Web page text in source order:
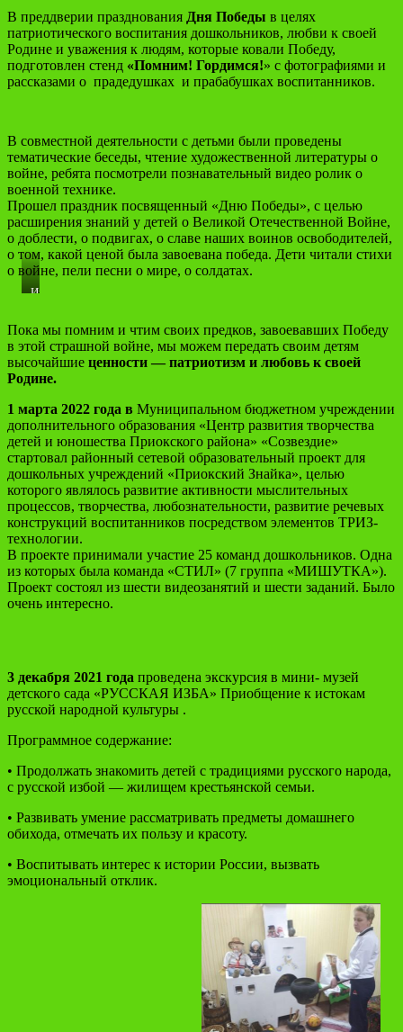
В преддверии празднования Дня Победы в целях
патриотического воспитания дошкольников, любви к своей
Родине и уважения к людям, которые ковали Победу,
подготовлен стенд «Помним! Гордимся!» с фотографиями и
рассказами о прадедушках и прабабушках воспитанников.
В совместной деятельности с детьми были проведены
тематические беседы, чтение художественной литературы о
войне, ребята посмотрели познавательный видео ролик о
военной технике.
Прошел праздник посвященный «Дню Победы», с целью
расширения знаний у детей о Великой Отечественной Войне,
о доблести, о подвигах, о славе наших воинов освободителей,
о том, какой ценой была завоевана победа. Дети читали стихи
о войне, пели песни о мире, о солдатах.
Игра
солдата»
Пока мы помним и чтим своих предков, завоевавших Победу
в этой страшной войне, мы можем передать своим детям
высочайшие ценности — патриотизм и любовь к своей
Родине.
1 марта 2022 года в Муниципальном бюджетном учреждении
дополнительного образования «Центр развития творчества
детей и юношества Приокского района» «Созвездие»
стартовал районный сетевой образовательный проект для
дошкольных учреждений «Приокский Знайка», целью
которого являлось развитие активности мыслительных
процессов, творчества, любознательности, развитие речевых
конструкций воспитанников посредством элементов ТРИЗ-
технологии.
В проекте принимали участие 25 команд дошкольников. Одна
из которых была команда «СТИЛ» (7 группа «МИШУТКА»).
Проект состоял из шести видеозанятий и шести заданий. Было
очень интересно.
3 декабря 2021 года проведена экскурсия в мини- музей
детского сада «РУССКАЯ ИЗБА» Приобщение к истокам
русской народной культуры .
Программное содержание:
• Продолжать знакомить детей с традициями русского народа,
с русской избой — жилищем крестьянской семьи.
• Развивать умение рассматривать предметы домашнего
обихода, отмечать их пользу и красоту.
• Воспитывать интерес к истории России, вызвать
эмоциональный отклик.